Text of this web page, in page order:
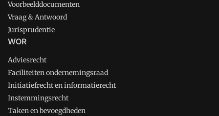
Voorbeelddocumenten
Vraag & Antwoord
Jurisprudentie
WOR
Adviesrecht
Faciliteiten ondernemingsraad
Initiatiefrecht en informatierecht
Instemmingsrecht
Taken en bevoegdheden